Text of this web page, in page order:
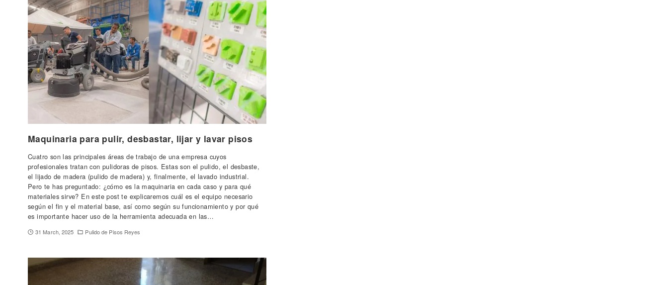
Maquinaria para pulir, desbastar, lijar y lavar pisos
Cuatro son las principales áreas de trabajo de una empresa cuyos
profesionales tratan con pulidoras de pisos. Estas son el pulido, el desbaste,
el lijado de madera (pulido de madera) y, finalmente, el lavado industrial.
Pero te has preguntado: ¿cómo es la maquinaria en cada caso y para qué
materiales sirve? En este post te explicaremos cuál es el equipo necesario
según el fin y el material base, así como según su funcionamiento y por qué
es importante hacer uso de la herramienta adecuada en las…
31 March, 2025 Pulido de Pisos Reyes